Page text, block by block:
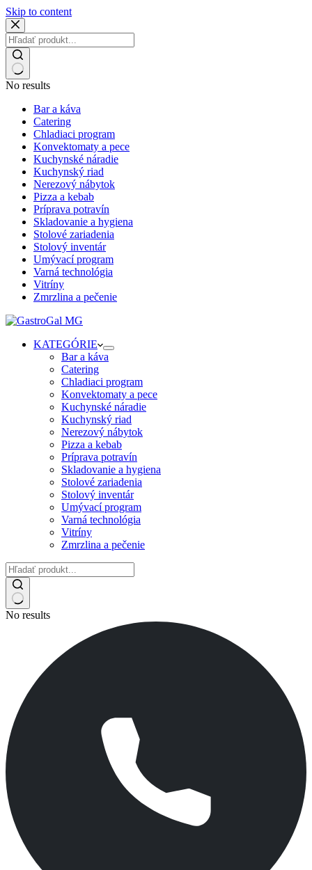
Skip to content
No results
Bar a káva
Catering
Chladiaci program
Konvektomaty a pece
Kuchynské náradie
Kuchynský riad
Nerezový nábytok
Pizza a kebab
Príprava potravín
Skladovanie a hygiena
Stolové zariadenia
Stolový inventár
Umývací program
Varná technológia
Vitríny
Zmrzlina a pečenie
KATEGÓRIE
Bar a káva
Catering
Chladiaci program
Konvektomaty a pece
Kuchynské náradie
Kuchynský riad
Nerezový nábytok
Pizza a kebab
Príprava potravín
Skladovanie a hygiena
Stolové zariadenia
Stolový inventár
Umývací program
Varná technológia
Vitríny
Zmrzlina a pečenie
No results